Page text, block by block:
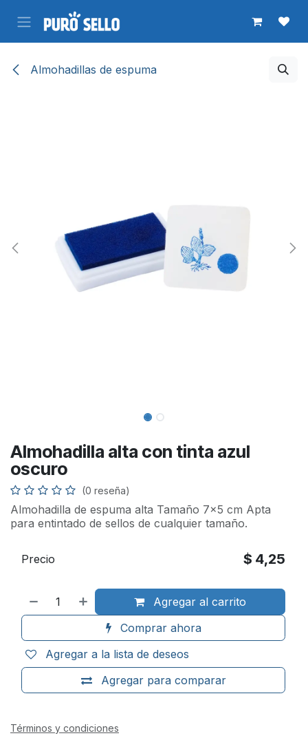
Ir al contenido
Almohadillas de espuma
Almohadilla alta con tinta azul
oscuro
(0 reseña)
Almohadilla de espuma alta Tamaño 7x5 cm Apta
para entintado de sellos de cualquier tamaño.
Agregar al carrito
Comprar ahora
Agregar para comparar
Agregar a la lista de deseos
Precio $ 4,25
Términos y condiciones